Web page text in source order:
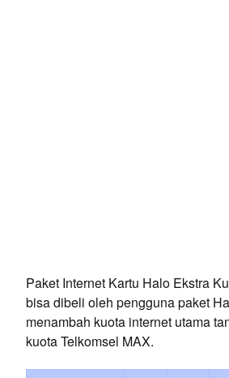
Paket Internet Kartu Halo Ekstra
bisa dibeli oleh pengguna paket
menambah kuota internet utama
kuota Telkomsel MAX.